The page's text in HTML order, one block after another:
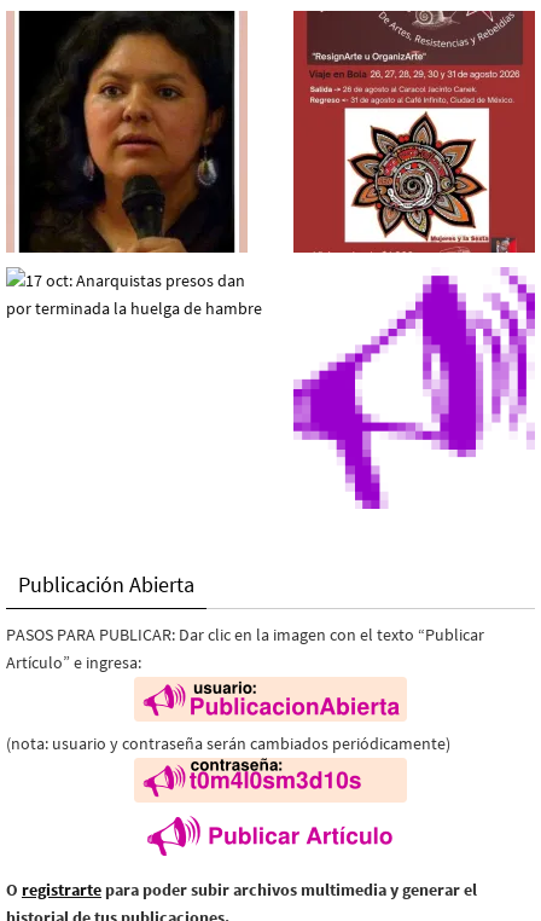
Publicación Abierta
PASOS PARA PUBLICAR: Dar clic en la imagen con el texto “Publicar
Artículo” e ingresa:
(nota: usuario y contraseña serán cambiados periódicamente)
O registrarte para poder subir archivos multimedia y generar el